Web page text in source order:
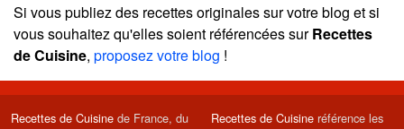
Si vous publiez des recettes originales sur votre blog et si
vous souhaitez qu'elles soient référencées surRecettes
de Cuisine, proposez votre blog !
Recettes de Cuisine de France, du
Recettes de Cuisine référence les